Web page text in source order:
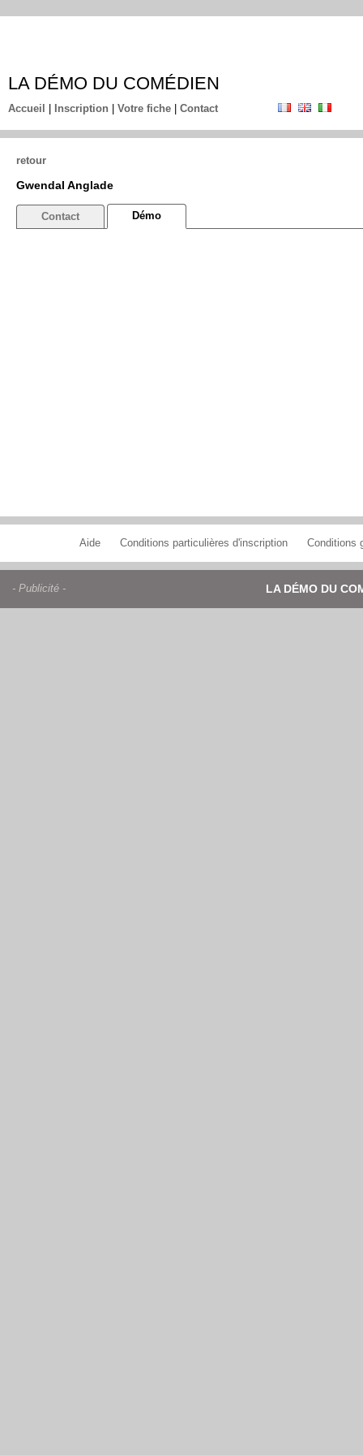
LA DÉMO DU COMÉDIEN
Accueil Inscription Votre fiche Contact
retour
Gwendal Anglade
Contact Démo
Aide Conditions particulières d'inscription Conditions
LA DÉMO DU
- Publicité -